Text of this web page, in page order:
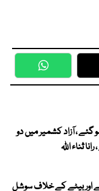
WhatsApp
گئے ، آزاد کشمیر میں دو
ثناء اللہ
اور بیٹے کے خلاف سوشل